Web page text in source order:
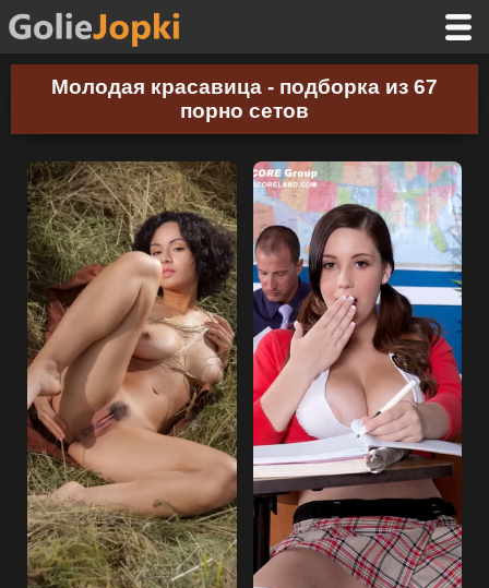
Молодая красавица - подборка из 67
порно сетов